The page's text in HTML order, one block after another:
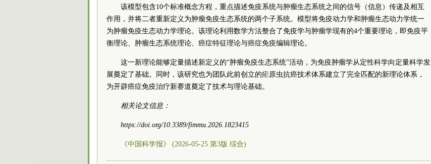
该模型包含10个标准概念方程，重点描述免疫系统与肿瘤生态系统之间的信号（信息）传递及相互
作用，并将二者重新定义为肿瘤免疫生态系统的两个子系统。模型将免疫动力学和肿瘤生态动力学统一
为肿瘤免疫生态动力学理论。该理论利用数学方法整合了免疫学与肿瘤学现有的4个重要理论，即免疫平
衡理论、肿瘤生态系统理论、癌症特征理论与癌症免疫编辑理论。
这一新理论能够定量描述新定义的“肿瘤免疫生态系统”活动，为免疫肿瘤学从定性科学向定量科学发
展奠定了基础。同时，该研究也为团队此前创立的疟原虫抗癌技术体系建立了完全匹配的新理论体系，
为开辟癌症免疫治疗新赛道奠定了技术与理论基础。
相关论文信息：
https://doi.org/10.3389/fimmu.2026.1823415
《中国科学报》 (2026-05-25 第3版 综合)